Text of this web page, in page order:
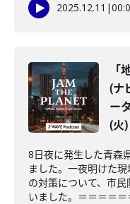
2025.12.11 |
「
(ナ
ー
(火)
8日夜に発生した青森
ました。一夜明けた
の対策について、市
いました。＝＝＝＝